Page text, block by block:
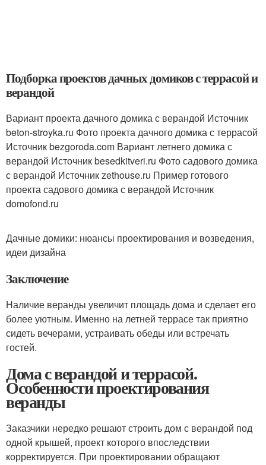
Подборка проектов дачных домиков с террасой и
верандой
Вариант проекта дачного домика с верандой Источник
beton-stroyka.ru Фото проекта дачного домика с террасой
Источник bezgoroda.com Вариант летнего домика с
верандой Источник besedkitveri.ru Фото садового домика
с верандой Источник zethouse.ru Пример готового
проекта садового домика с верандой Источник
domofond.ru
Дачные домики: нюансы проектирования и возведения,
идеи дизайна
Заключение
Наличие веранды увеличит площадь дома и сделает его
более уютным. Именно на летней террасе так приятно
сидеть вечерами, устраивать обеды или встречать
гостей.
Дома с верандой и террасой.
Особенности проектирования
веранды
Заказчики нередко решают строить дом с верандой под
одной крышей, проект которого впоследствии
корректируется. При проектировании обращают